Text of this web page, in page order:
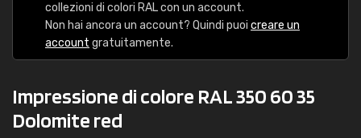
collezioni di colori RAL con un account.
Non hai ancora un account? Quindi puoi creare un
account gratuitamente.
Impressione di colore RAL 350 60 35
Dolomite red